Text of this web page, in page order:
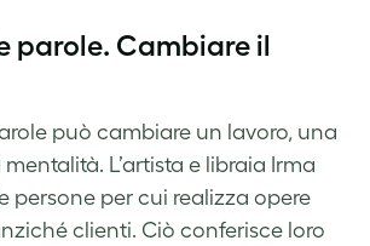
parole. Cambiare il
può cambiare un lavoro, una
L’artista e libraia Irma
persone per cui realizza opere
clienti. Ciò conferisce loro